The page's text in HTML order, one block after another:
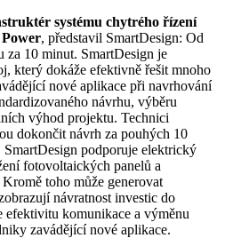
systému chytrého řízení
, představil SmartDesign: Od
za 10 minut. SmartDesign je
který dokáže efektivně řešit mnoho
nové aplikace při navrhování
návrhu, výběru
výhod projektu. Technici
dokončit návrh za pouhých 10
podporuje elektrický
fotovoltaických panelů a
toho může generovat
návratnost investic do
efektivitu komunikace a výměnu
zavádějící nové aplikace.